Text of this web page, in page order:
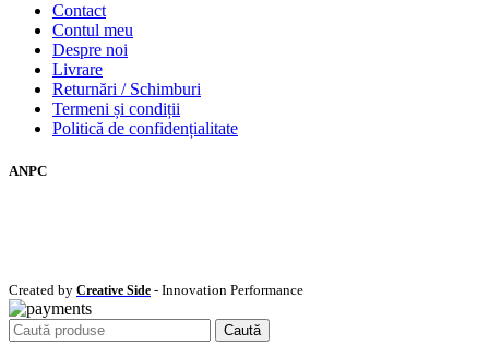
Contact
Contul meu
Despre noi
Livrare
Returnări / Schimburi
Termeni și condiții
Politică de confidențialitate
ANPC
Created by Creative Side - Innovation Performance
Caută